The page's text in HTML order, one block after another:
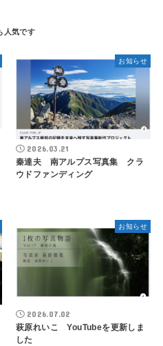
お知らせ
2026.03.21
秦達夫 南アルプス写真集 クラ
ウドファンディング
お知らせ
2026.07.02
萩原れいこ YouTubeを更新しま
した